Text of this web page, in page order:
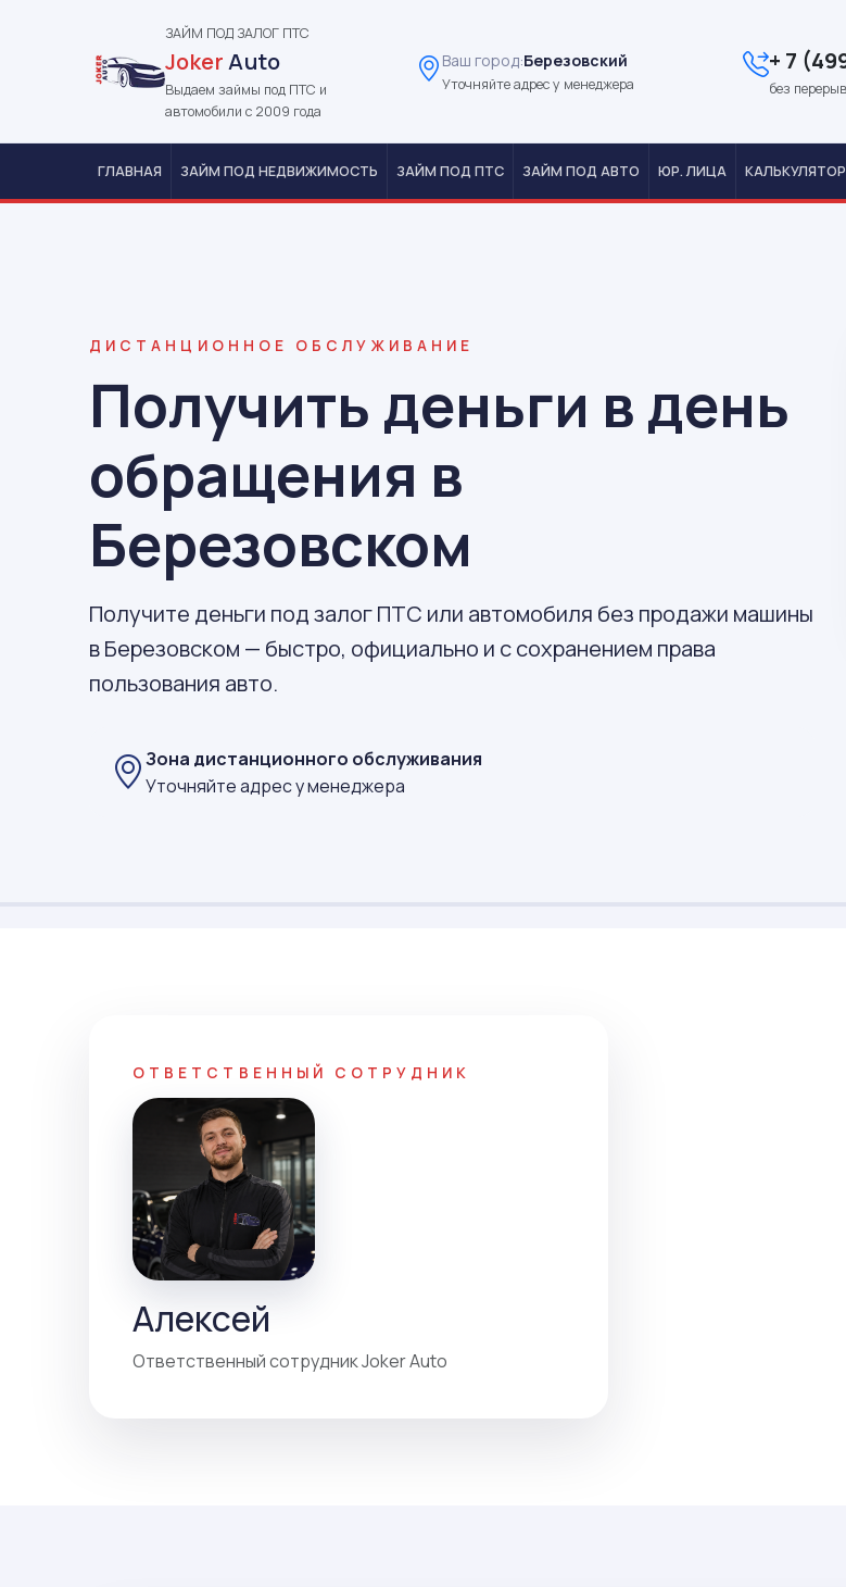
ЗАЙМ ПОД ЗАЛОГ ПТС
JokerAuto
Выдаем займы под ПТС и
автомобили с 2009 года
Ваш город:Березовский
Уточняйте адрес у менеджера
+ 7
без
ГЛАВНАЯ ЗАЙМ ПОД НЕДВИЖИМОСТЬ ЗАЙМ ПОД ПТС ЗАЙМ ПОД АВТО ЮР. ЛИЦА КАЛЬКУЛЯТОР
ДИСТАНЦИОННОЕ ОБСЛУЖИВАНИЕ
Получить деньги в день
обращения в
Березовском
Получите деньги под залог ПТС или автомобиля без продажи машины
в Березовском — быстро, официально и с сохранением права
пользования авто.
Зона дистанционного обслуживания
Уточняйте адрес у менеджера
ОТВЕТСТВЕННЫЙ СОТРУДНИК
Алексей
Ответственный сотрудник Joker Auto